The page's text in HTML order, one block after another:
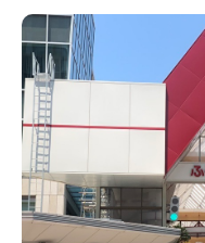
新潟市中央区 新潟市東
新潟市南区
新潟市江南
村上・関川
新発田・
三条・加茂・田上
五
長岡・見附
小千谷・
柏崎・刈羽・出雲崎
ご当地グルメ 食べ歩き
カフェ
居酒屋・バー
パン・ベーカリー
タ
旨辛・激辛
定食・町
日本酒・新潟清酒
ワ
ケーキ・パフェ
ビア
忘新年会・歓送迎会
セミナー・講演会 子
住宅展示場
完成見学会
リラクゼーション・整体
病院・クリニック
イ
ビルボードプレイスBP
リバーサイド千秋
パ
新車・中古車・カー用品
冠婚葬祭
習い事・塾
官公庁・自治体
新潟
上越・妙高・糸魚川 チラ
火曜セール
オープン
周年祭・感謝祭セール